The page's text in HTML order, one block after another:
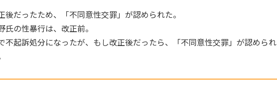
後だったため、「不同意性交罪」が認められた。
氏の性暴行は、改正前。
不起訴処分になったが、もし改正後だったら、「不同意性交罪」が認められ